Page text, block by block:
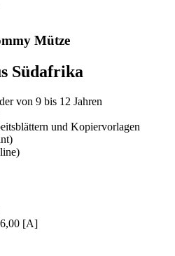
Mütze
Südafrika
von 9 bis 12 Jahren
und Kopiervorlagen
[A]